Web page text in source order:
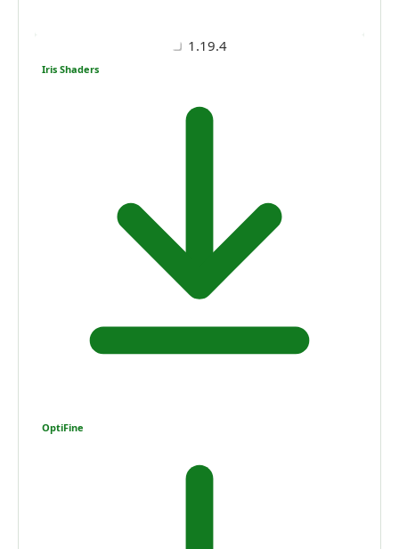
1.19.4
Iris Shaders
OptiFine